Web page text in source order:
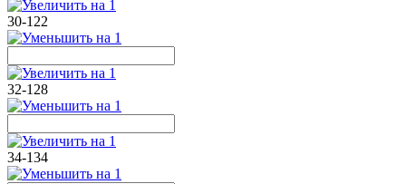
30-122
32-128
34-134